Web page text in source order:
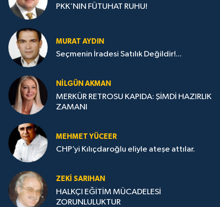
PKK’NIN FÜTUHAT RUHU!
MURAT AYDIN
Seçmenin İradesi Satılık Değildir!...
NILGÜN AKMAN
MERKÜR RETROSU KAPIDA: ŞİMDİ HAZIRLIK
ZAMANI
MEHMET YÜCEER
CHP’yi Kılıçdaroğlu eliyle ateşe attılar.
ZEKI SARIHAN
HALKÇI EĞİTİM MÜCADELESİ
ZORUNLULUKTUR